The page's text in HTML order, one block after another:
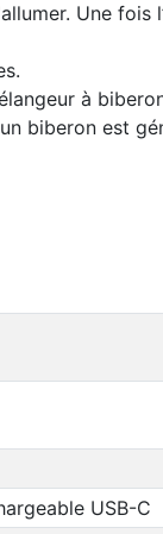
Une fois
à
biberon est
USB-C